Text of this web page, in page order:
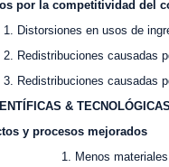
la competitividad del
en usos de
causadas por
causadas por
ÍFICAS & TECNOLÓGICAS
mejorados